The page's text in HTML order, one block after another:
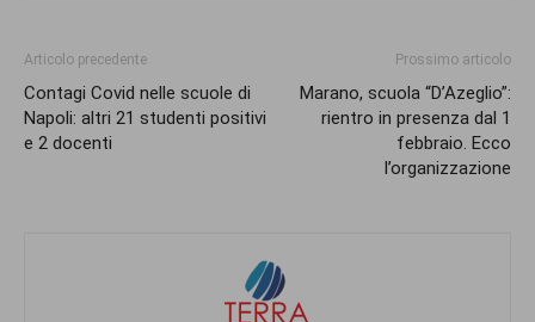
Articolo precedente
Contagi Covid nelle scuole di
Napoli: altri 21 studenti positivi
e 2 docenti
Prossimo articolo
Marano, scuola “D’Azeglio”:
rientro in presenza dal 1
febbraio. Ecco
l’organizzazione